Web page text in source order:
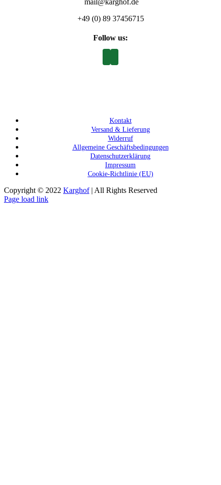
+49 (0) 89 37456715
Follow us:
Kontakt
Versand & Lieferung
Widerruf
Allgemeine Geschäftsbedingungen
Datenschutzerklärung
Impressum
Cookie-Richtlinie (EU)
Copyright © 2022 Karghof| All Rights Reserved
Page load link